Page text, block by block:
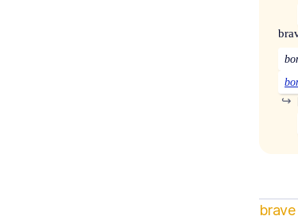
↪
brave